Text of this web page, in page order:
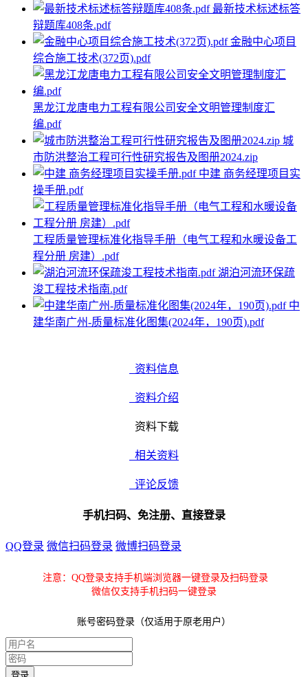
最新技术标述标答
辩题库408条.pdf
金融中心项目
综合施工技术(372页).pdf
黑龙江龙唐电力工程有限公司安全文明管理制度汇
编.pdf
城
市防洪整治工程可行性研究报告及图册2024.zip
中建 商务经理项目实
操手册.pdf
工程质量管理标准化指导手册（电气工程和水暖设备工
程分册 房建）.pdf
湖泊河流环保疏
浚工程技术指南.pdf
中
建华南广州-质量标准化图集(2024年，190页).pdf
资料信息
资料介绍
资料下载
相关资料
评论反馈
手机扫码、免注册、直接登录
QQ登录 微信扫码登录 微博扫码登录
注意：QQ登录支持手机端浏览器一键登录及扫码登录
微信仅支持手机扫码一键登录
账号密码登录（仅适用于原老用户）